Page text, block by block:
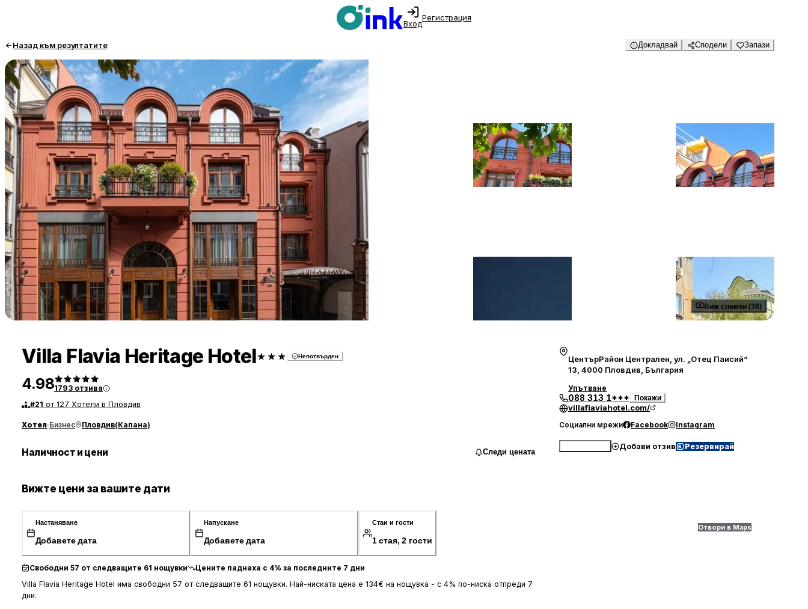
Вход
Регистрация
Назад към резултатите Докладвай Сподели Запази
Виж снимки (38)
Villa Flavia Heritage Hotel★★★ Непотвърден
4.981793 отзива
#21 от 127 Хотели в Пловдив
Хотел·Бизнес Пловдив(Капана)
Наличност и цени Следи цената
Вижте цени за вашите дати
Настаняване
Добавете дата
Напускане
Добавете дата
Стаи и гости
1 стая, 2 гости
Свободни 57 от следващите 61 нощувки
Цените паднаха с 4% за последните 7 дни
Villa Flavia Heritage Hotel има свободни 57 от следващите 61 нощувки. Най-ниската цена е 134€ на нощувка - с 4% по-ниска отпреди 7
дни.
ЦентърРайон Централен, ул. „Отец Паисий“
13, 4000 Пловдив, България
Упътване
088 313 1*** Покажи
villaflaviahotel.com/
Социални мрежи Facebook Instagram
Добави отзив Резервирай
Отвори в Maps